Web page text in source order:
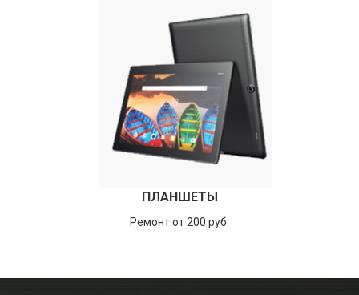
ПЛАНШЕТЫ
Ремонт от 200 руб.